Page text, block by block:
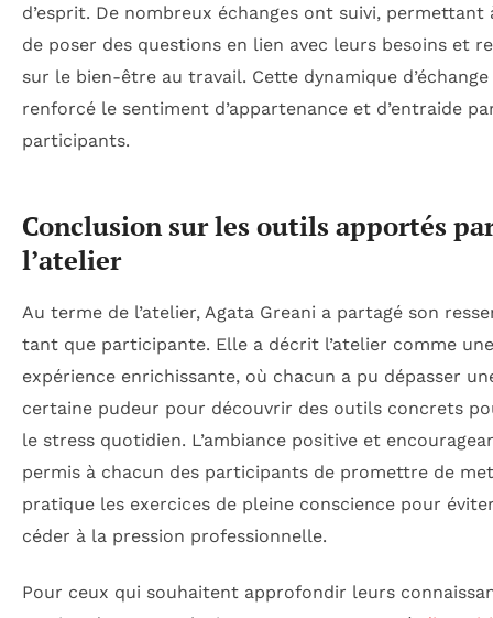
d’esprit. De nombreux échanges ont suivi, permettant
de poser des questions en lien avec leurs besoins et
sur le bien-être au travail. Cette dynamique d’échange
renforcé le sentiment d’appartenance et d’entraide
participants.
Conclusion sur les outils apportés
l’atelier
Au terme de l’atelier, Agata Greani a partagé son
tant que participante. Elle a décrit l’atelier comme une
expérience enrichissante, où chacun a pu dépasser
certaine pudeur pour découvrir des outils concrets
le stress quotidien. L’ambiance positive et
permis à chacun des participants de promettre de
pratique les exercices de pleine conscience pour
céder à la pression professionnelle.
Pour ceux qui souhaitent approfondir leurs